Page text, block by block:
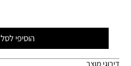
הוסיפי לסל
דירוגי מוצר